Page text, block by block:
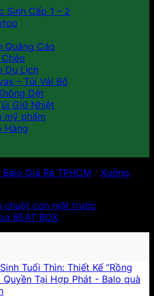
Sinh Cấp 1 – 2
Quảng Cáo
Du Lịch
– Túi Vải Bố
Dệt
Giữ Nhiệt
mỹ phẩm
Hàng
Giá Rẻ TPHCM
Xưởng